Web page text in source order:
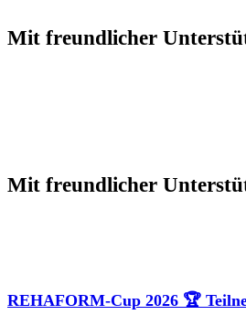
Mit freundlicher
Mit freundlicher
REHAFORM-Cup 2026 🏆